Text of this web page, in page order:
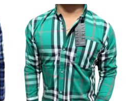
página
de
producto